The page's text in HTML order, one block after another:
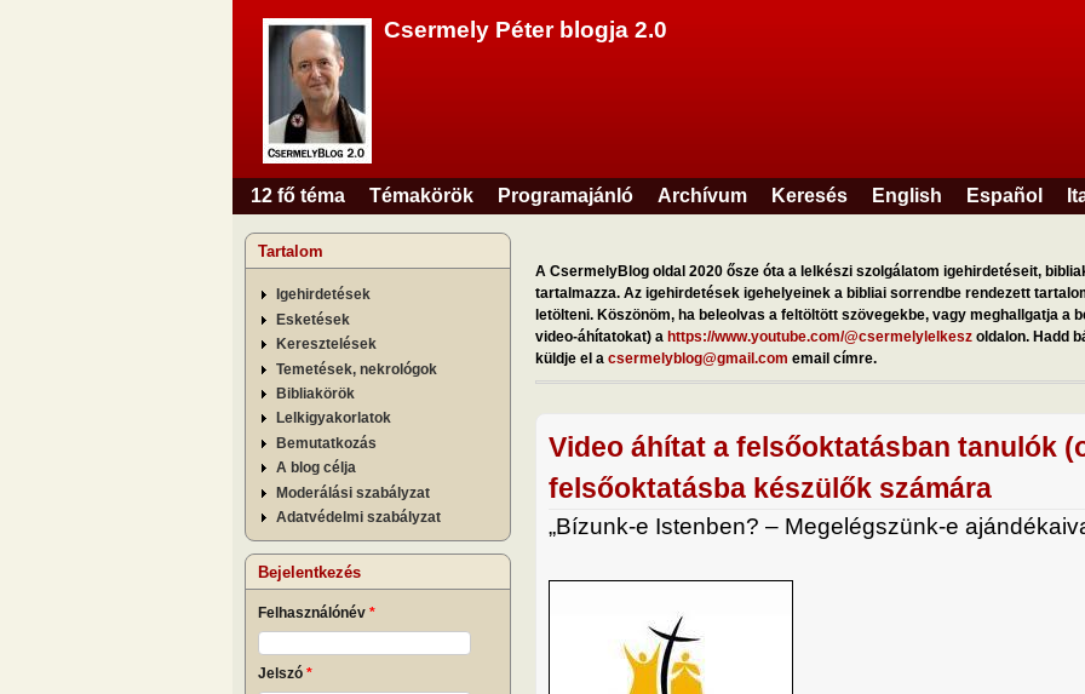
Csermely Péter blogja 2.0
Főmenü
12 fő téma Témakörök Programajánló Archívum Keresés English Español
A CsermelyBlog oldal 2020 ősze óta a lelkészi szolgálatom igehirdetéseit,
tartalmazza. Az igehirdetések igehelyeinek a bibliai sorrendbe rendezett
letölteni. Köszönöm, ha beleolvas a feltöltött szövegekbe, vagy meghallgatja a
video-áhítatokat) a https://www.youtube.com/@csermelylelkesz oldalon. Hadd
küldje el a csermelyblog@gmail.com email címre.
Video áhítat a felsőoktatásban tanulók
felsőoktatásba készülők számára
„Bízunk-e Istenben? – Megelégszünk-e
Tartalom
Igehirdetések
Esketések
Keresztelések
Temetések, nekrológok
Bibliakörök
Lelkigyakorlatok
Bemutatkozás
A blog célja
Moderálási szabályzat
Adatvédelmi szabályzat
Bejelentkezés
Felhasználónév *
Jelszó *